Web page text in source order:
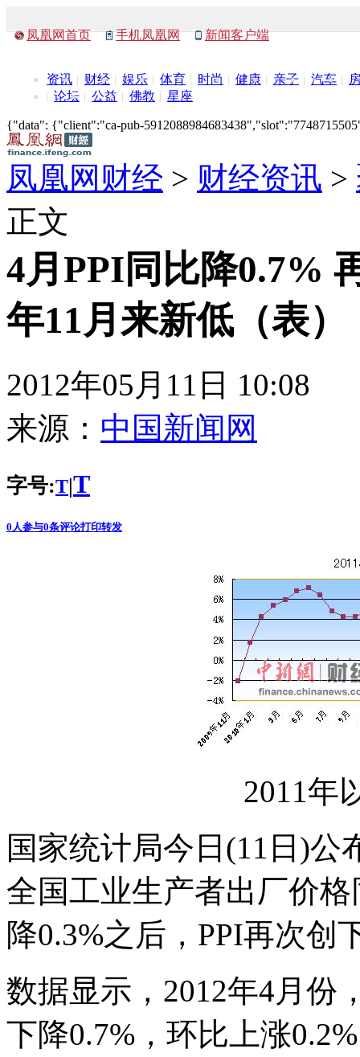
凤凰网首页 手机凤凰网 新闻客户端
资讯 财经 娱乐 体育 时尚 健康 亲子 汽车
论坛
公益 佛教 星座
{"data": {"client":"ca-pub-
凤凰网财经 > 财经资讯 >
正文
4月PPI同比降0.7%
年11月来新低（表）
2012年05月11日 10:08
来源： 中国新闻网
字号:T|T
0 人参与0条评论打印转发
2011年
国家统计局今日(11日)公
全国工业生产者出厂价
降0.3%之后，PPI再次创
数据显示，2012年4月份
下降0.7%，环比上涨